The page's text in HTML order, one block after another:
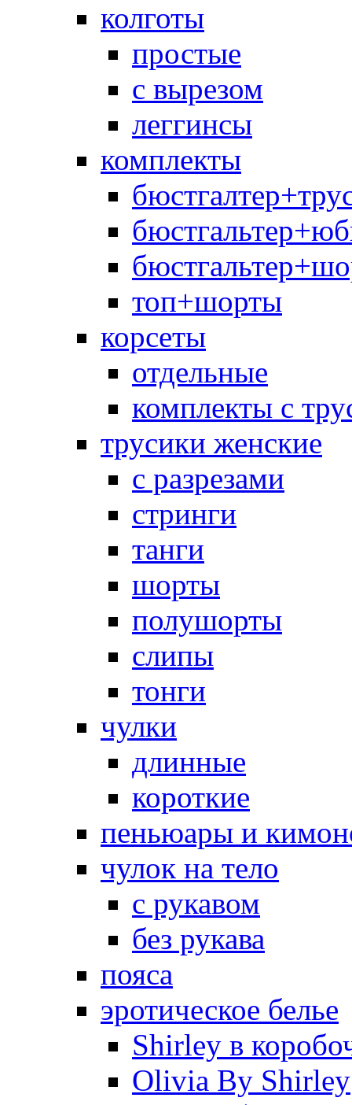
колготы
простые
с вырезом
леггинсы
комплекты
топ+шорты
корсеты
отдельные
комплекты с
трусики женские
с разрезами
стринги
танги
шорты
полушорты
слипы
тонги
чулки
длинные
короткие
пеньюары и
чулок на тело
с рукавом
без рукава
пояса
эротическое белье
Shirley в
Olivia By Shirley